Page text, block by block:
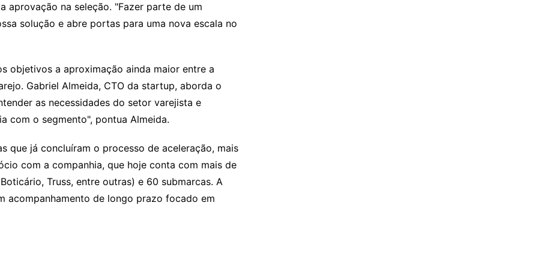
aprovação na seleção. "Fazer parte de um
solução e abre portas para uma nova escala no
objetivos a aproximação ainda maior entre a
Gabriel Almeida, CTO da startup, aborda o
as necessidades do setor varejista e
com o segmento", pontua Almeida.
que já concluíram o processo de aceleração, mais
com a companhia, que hoje conta com mais de
Truss, entre outras) e 60 submarcas. A
acompanhamento de longo prazo focado em